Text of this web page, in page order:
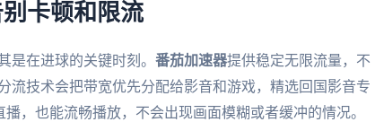
卡顿和限流
是在进球的关键时刻。 番茄加速器提供稳定无限流量，不
流技术会把带宽优先分配给影音和游戏，精选回国影音专
，也能流畅播放，不会出现画面模糊或者缓冲的情况。